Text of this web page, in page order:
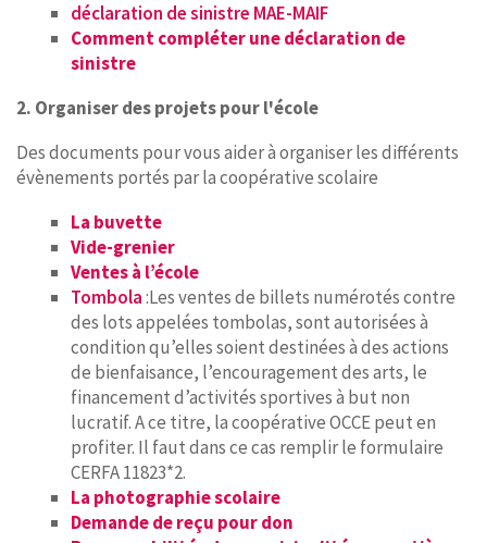
déclaration de sinistre MAE-MAIF
Comment compléter une déclaration de
sinistre
2. Organiser des projets pour l'école
Des documents pour vous aider à organiser les différents
évènements portés par la coopérative scolaire
La buvette
Vide-grenier
Ventes à l’école
Tombola:Les ventes de billets numérotés contre
des lots appelées tombolas, sont autorisées à
condition qu’elles soient destinées à des actions
de bienfaisance, l’encouragement des arts, le
financement d’activités sportives à but non
lucratif. A ce titre, la coopérative OCCE peut en
profiter. Il faut dans ce cas remplir le formulaire
CERFA 11823*2.
La photographie scolaire
Demande de reçu pour don